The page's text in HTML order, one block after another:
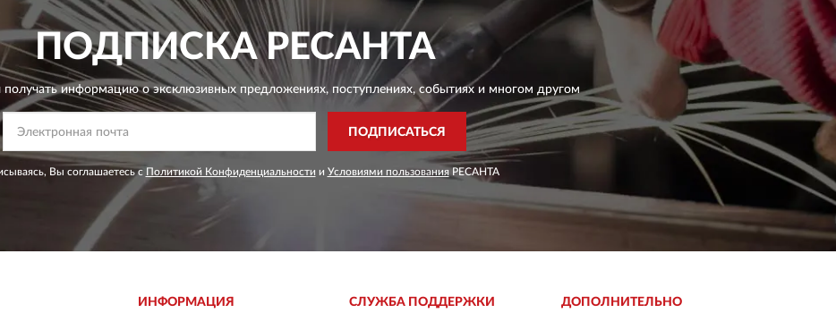
ПОДПИСКАРЕСАНТА
информацию о эксклюзивных предложениях,поступлениях, событиях и многом другом
ПОДПИСАТЬСЯ
Вы соглашаетесь с Политикой Конфиденциальности и Условиями пользованияРЕСАНТА
ИНФОРМАЦИЯ СЛУЖБА ПОДДЕРЖКИ ДОПОЛНИТЕЛЬНО